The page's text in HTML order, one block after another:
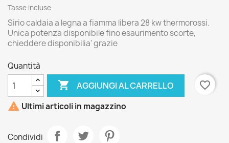
Tasse incluse
Sirio caldaia a legna a fiamma libera 28 kw thermorossi.
Unica potenza disponibile fino esaurimento scorte,
chieddere disponibilia' grazie
Quantità
 AGGIUNGI AL CARRELLO
favorite_border
 Ultimi articoli in magazzino
Condividi